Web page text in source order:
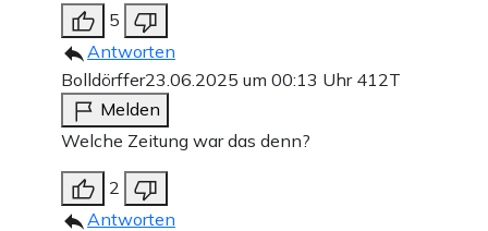
5
Antworten
Bolldörffer23.06.2025 um 00:13 Uhr 412T
Melden
Welche Zeitung war das denn?
2
Antworten